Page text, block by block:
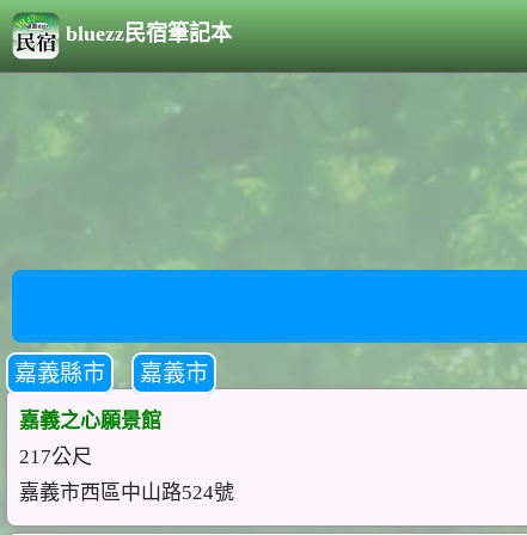
bluezz民宿筆記本
嘉義縣市 嘉義市
嘉義之心願景館
217公尺
嘉義市西區中山路524號